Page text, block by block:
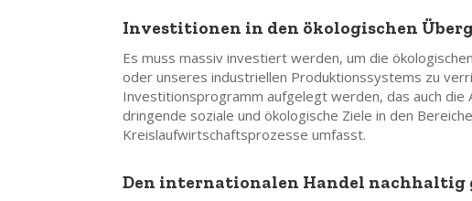
Investitionen in den ökologischen
Es muss massiv investiert werden, um die
oder unseres industriellen Produktionssystems zu
Investitionsprogramm aufgelegt werden, das auch
dringende soziale und ökologische Ziele in den
Kreislaufwirtschaftsprozesse umfasst.
Den internationalen Handel nachhaltig